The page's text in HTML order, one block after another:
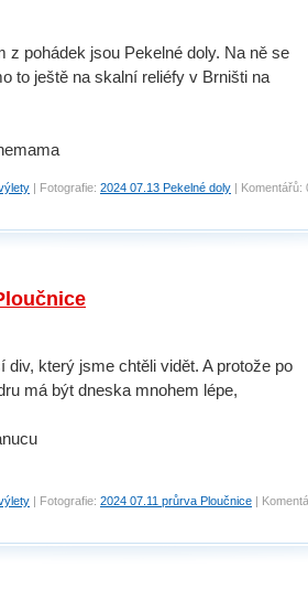
pohádek jsou Pekelné doly. Na ně se
to ještě na skalní reliéfy v Brništi na
| Fotografie: 2024 07.13 Pekelné doly | Komentářů:
div, který jsme chtěli vidět. A protože po
má být dneska mnohem lépe,
| Fotografie: 2024 07.11 průrva Ploučnice |